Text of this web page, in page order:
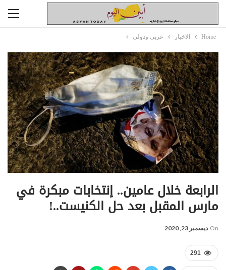
Home الاخبار عربي ودولي
الرابعة خلال عامين.. إنتخابات مبكرة في
مارس المقبل بعد حل الكنيست..!
On ديسمبر 23, 2020
291